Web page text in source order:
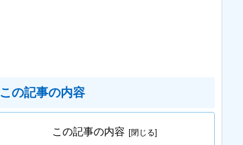
この記事の内容
この記事の内容